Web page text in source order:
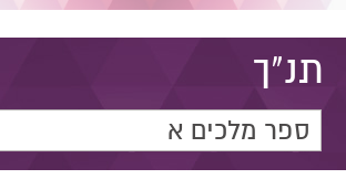
תנ"ך
ספר מלכים א